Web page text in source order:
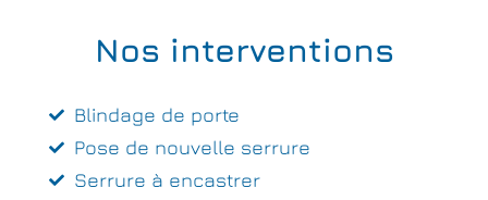
Nos interventions
Blindage de porte
Pose de nouvelle serrure
Serrure à encastrer